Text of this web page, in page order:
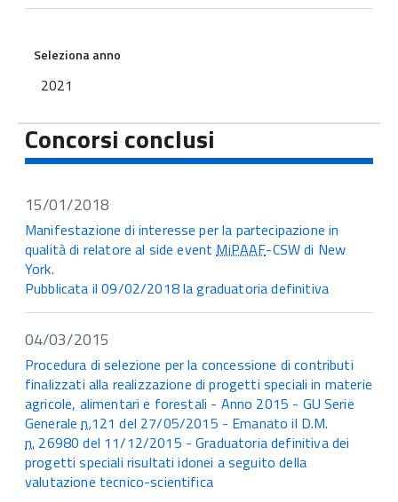
Seleziona anno
2021
Concorsi conclusi
15/01/2018
Manifestazione di interesse per la partecipazione in
qualità di relatore al side eventMiPAAF-CSW di New
York.
Pubblicata il 09/02/2018 la graduatoria definitiva
04/03/2015
Procedura di selezione per la concessione di contributi
finalizzati alla realizzazione di progetti speciali in materie
agricole, alimentari e forestali - Anno 2015 - GU Serie
Generalen.121 del 27/05/2015 - Emanato il D.M.
n. 26980 del 11/12/2015 - Graduatoria definitiva dei
progetti speciali risultati idonei a seguito della
valutazione tecnico-scientifica